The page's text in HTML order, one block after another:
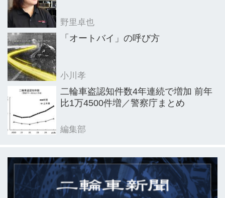
野里卓也
「オートバイ」の呼び方
小川孝
二輪車盗認知件数4年連続で増加 前年
比1万4500件増／警察庁まとめ
編集部